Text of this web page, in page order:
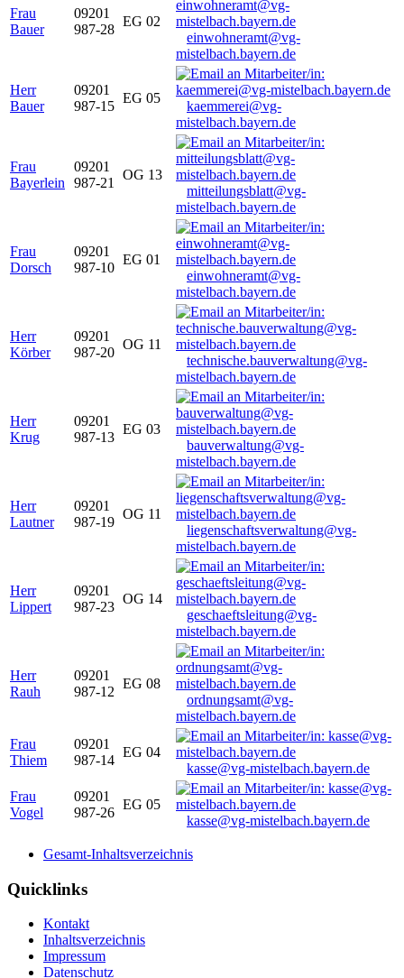
Frau
Bauer
09201
987-28
EG 02
einwohneramt@vg-
mistelbach.bayern.de
Herr
Bauer
09201
987-15
EG 05
kaemmerei@vg-
mistelbach.bayern.de
Frau
Bayerlein
09201
987-21
OG 13
mitteilungsblatt@vg-
mistelbach.bayern.de
Frau
Dorsch
09201
987-10
EG 01
einwohneramt@vg-
mistelbach.bayern.de
Herr
Körber
09201
987-20
OG 11
technische.bauverwaltung@vg-
mistelbach.bayern.de
Herr
Krug
09201
987-13
EG 03
bauverwaltung@vg-
mistelbach.bayern.de
Herr
Lautner
09201
987-19
OG 11
liegenschaftsverwaltung@vg-
mistelbach.bayern.de
Herr
Lippert
09201
987-23
OG 14
geschaeftsleitung@vg-
mistelbach.bayern.de
Herr
Rauh
09201
987-12
EG 08
ordnungsamt@vg-
mistelbach.bayern.de
Frau
Thiem
09201
987-14
EG 04
kasse@vg-mistelbach.bayern.de
Frau
Vogel
09201
987-26
EG 05
kasse@vg-mistelbach.bayern.de
Gesamt-Inhaltsverzeichnis
Quicklinks
Kontakt
Inhaltsverzeichnis
Impressum
Datenschutz